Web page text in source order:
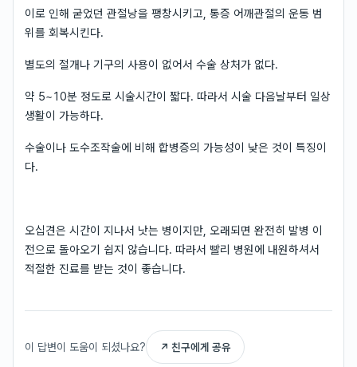
이로 인해 굳었던 관절낭을 팽창시키고, 통증 어깨관절의 운동 범
위를 회복시킨다.
별도의 절개나 기구의 사용이 없어서 수술 상처가 없다.
약 5~10분 정도로 시술시간이 짧다. 따라서 시술 다음날부터 일상
생활이 가능하다.
수술이나 도수조작술에 비해 합병증의 가능성이 낮은 것이 특징이
다.
오십견은 시간이 지나서 낫는 병이지만, 오래되면 완전히 발병 이
전으로 돌아오기 쉽지 않습니다. 따라서 빨리 병원에 내원하셔서
적절한 진료를 받는 것이 좋습니다.
이 답변이 도움이 되셨나요? ↗ 친구에게 공유